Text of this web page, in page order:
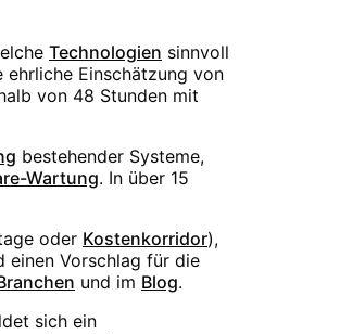
Technologien sinnvoll
ehrliche Einschätzung von
von 48 Stunden mit
bestehender Systeme,
Wartung. In über 15
oder Kostenkorridor),
einen Vorschlag für die
und im Blog.
sich ein